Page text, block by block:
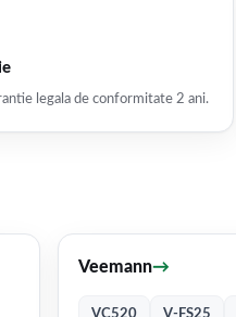
legala de conformitate 2 ani.
Veemann→